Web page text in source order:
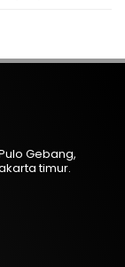
Gebang,
timur.